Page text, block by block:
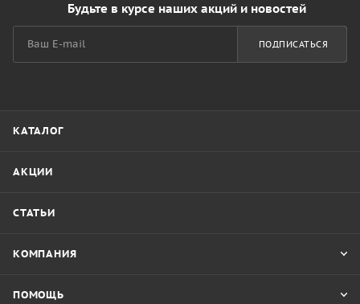
Будьте в курсе наших акций и новостей
ПОДПИСАТЬСЯ
КАТАЛОГ
АКЦИИ
СТАТЬИ
КОМПАНИЯ
ПОМОЩЬ